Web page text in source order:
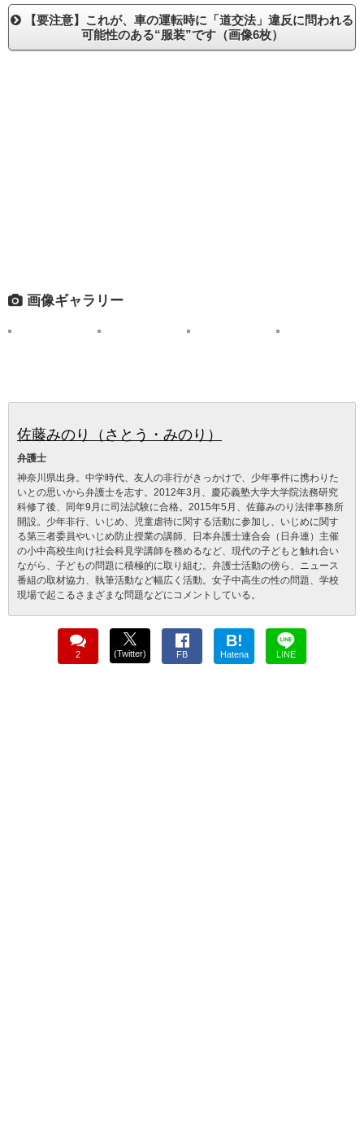
【要注意】これが、車の運転時に「道交法」違反に問われる
可能性のある“服装”です（画像6枚）
画像ギャラリー
佐藤みのり（さとう・みのり）
弁護士
神奈川県出身。中学時代、友人の非行がきっかけで、少年事件に携わりた
いとの思いから弁護士を志す。2012年3月、慶応義塾大学大学院法務研究
科修了後、同年9月に司法試験に合格。2015年5月、佐藤みのり法律事務所
開設。少年非行、いじめ、児童虐待に関する活動に参加し、いじめに関す
る第三者委員やいじめ防止授業の講師、日本弁護士連合会（日弁連）主催
の小中高校生向け社会科見学講師を務めるなど、現代の子どもと触れ合い
ながら、子どもの問題に積極的に取り組む。弁護士活動の傍ら、ニュース
番組の取材協力、執筆活動など幅広く活動。女子中高生の性の問題、学校
現場で起こるさまざまな問題などにコメントしている。
2 (Twitter) FB
B!
Hatena LINE